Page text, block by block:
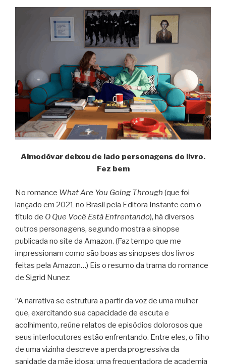
Almodóvar deixou de lado personagens do livro.
Fez bem
No romance What Are You Going Through (que foi
lançado em 2021 no Brasil pela Editora Instante com o
título de O Que Você Está Enfrentando), há diversos
outros personagens, segundo mostra a sinopse
publicada no site da Amazon. (Faz tempo que me
impressionam como são boas as sinopses dos livros
feitas pela Amazon…) Eis o resumo da trama do romance
de Sigrid Nunez:
“A narrativa se estrutura a partir da voz de uma mulher
que, exercitando sua capacidade de escuta e
acolhimento, reúne relatos de episódios dolorosos que
seus interlocutores estão enfrentando. Entre eles, o filho
de uma vizinha descreve a perda progressiva da
sanidade da mãe idosa; uma frequentadora de academia